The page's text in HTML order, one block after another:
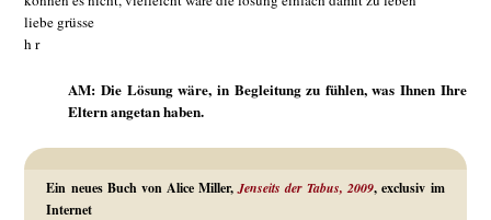
liebe grüsse
h r
AM: Die Lösung wäre, in Begleitung zu fühlen, was Ihnen Ihre
Eltern angetan haben.
Ein neues Buch von Alice Miller,Jenseits der Tabus, 2009, exclusiv im
Internet